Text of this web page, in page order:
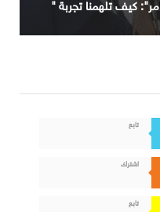
تابع
اشترك
تابع